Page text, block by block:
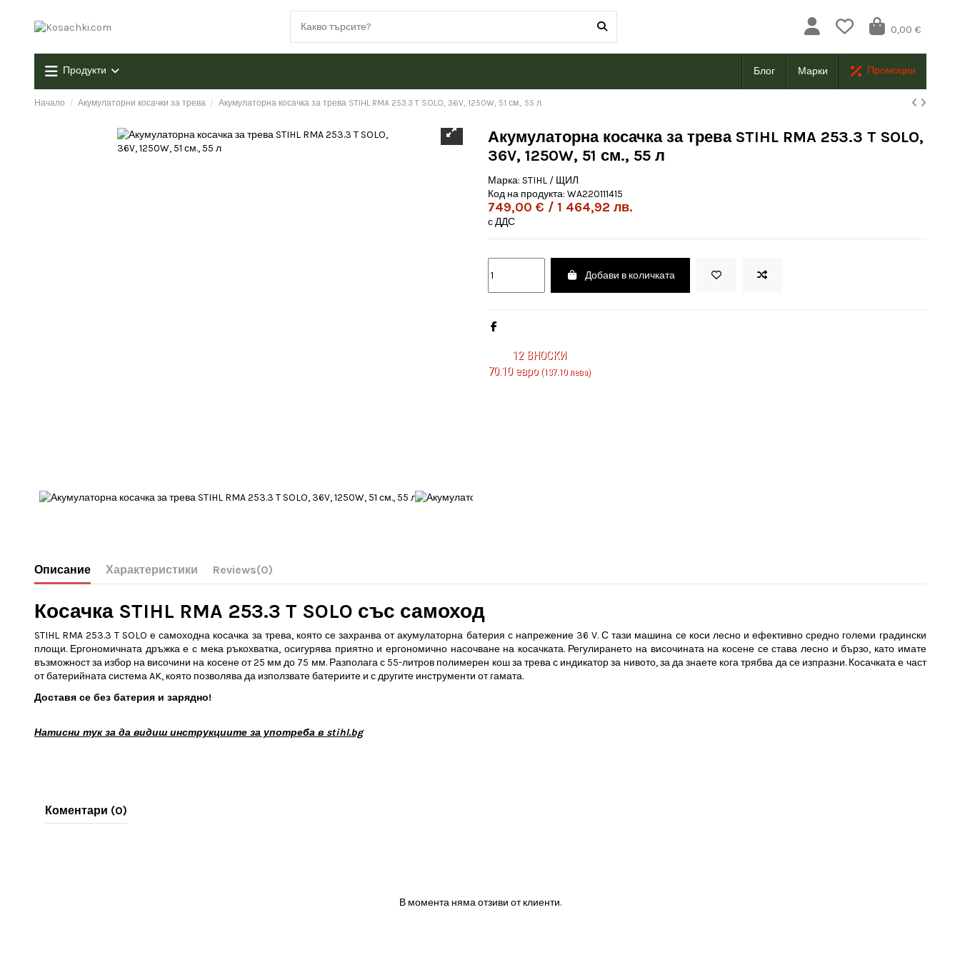
0,00 €
Продукти Промоции
Марки
Блог
Начало Акумулаторни косачки за трева Акумулаторна косачка за трева STIHL RMA 253.3 T SOLO, 36V, 1250W, 51 см., 55 л
Акумулаторна косачка за трева STIHL RMA 253.3 T SOLO,
36V, 1250W, 51 см., 55 л
Марка: STIHL / ЩИЛ
Код на продукта: WA220111415
749,00 € / 1 464,92 лв.
с ДДС
Добави в количката
12ВНОСКИ
70.10 евро(137.10 лева)
Описание Характеристики Reviews(0)
Косачка STIHL RMA 253.3 T SOLO със самоход
STIHL RMA 253.3 T SOLO е самоходна косачка за трева, която се захранва от акумулаторна батерия с напрежение 36 V. С тази машина се коси лесно и ефективно средно големи градински
площи. Ергономичната дръжка е с мека ръкохватка, осигурява приятно и ергономично насочване на косачката. Регулирането на височината на косене се става лесно и бързо, като имате
възможност за избор на височини на косене от 25 мм до 75 мм. Разполага с 55-литров полимерен кош за трева с индикатор за нивото, за да знаете кога трябва да се изпразни. Косачката е част
от батерийната система AK, която позволява да използвате батериите и с другите инструменти от гамата.
Доставя се без батерия и зарядно!
Натисни тук за да видиш инструкциите за употреба в stihl.bg
Коментари (0)
В момента няма отзиви от клиенти.